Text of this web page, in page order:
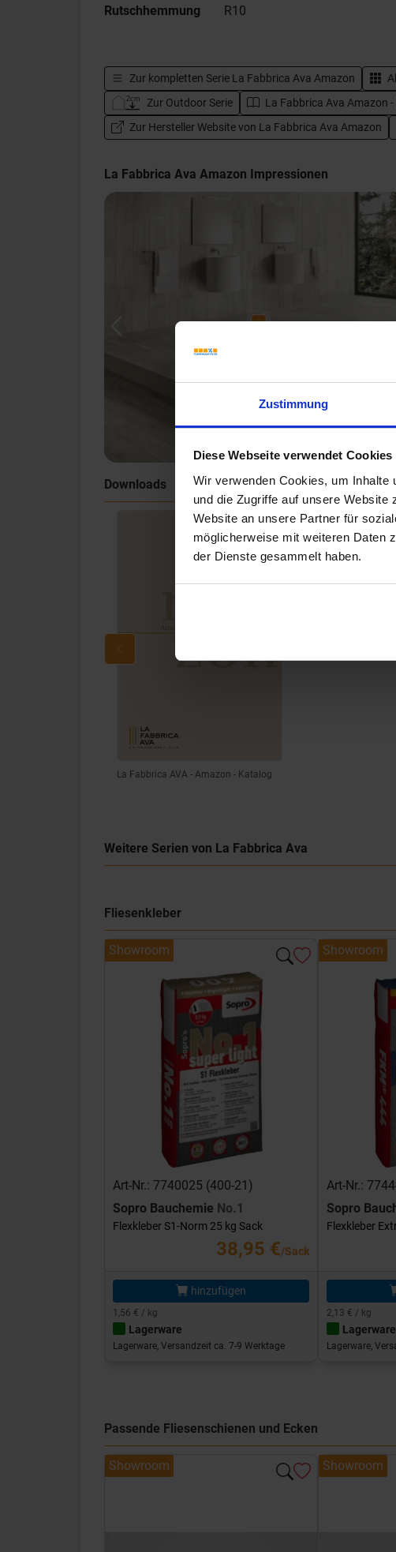
Zustimmung
Diese Webseite verwendet Cookies
Wir verwenden Cookies, um Inhalte
und die Zugriffe auf unsere
Website an unsere Partner für
möglicherweise mit weiteren Daten
der Dienste gesammelt haben.
Rutschhemmung
R10
Zur kompletten Serie La Fabbrica Ava Amazon
Zur Outdoor Serie
La Fabbrica Ava Amazon
Zur Hersteller Website von La Fabbrica Ava Amazon
La Fabbrica Ava Amazon Impressionen
Previous
Downloads
La Fabbrica AVA - Amazon - Katalog
Weitere Serien von La Fabbrica Ava
Fliesenkleber
Showroom
Art-Nr.: 7740025 (400-21)
Sopro Bauchemie No.1
Flexkleber S1-Norm 25 kg Sack
38,95 €/Sack
hinzufügen
1,56 € / kg
Lagerware
Lagerware, Versandzeit ca. 7-9 Werktage
Showroom
Art-Nr.:
Sopro
Flexkleber
2,13 € / kg
Lagerware
Lagerware,
Passende Fliesenschienen und Ecken
Showroom Showroom